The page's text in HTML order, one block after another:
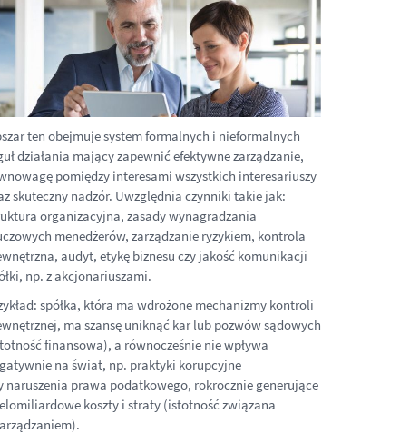
ten obejmuje system formalnych i nieformalnych
działania mający zapewnić efektywne zarządzanie,
pomiędzy interesami wszystkich interesariuszy
skuteczny nadzór. Uwzględnia czynniki takie jak:
organizacyjna, zasady wynagradzania
menedżerów, zarządzanie ryzykiem, kontrola
audyt, etykę biznesu czy jakość komunikacji
np. z akcjonariuszami.
spółka, która ma wdrożone mechanizmy kontroli
ma szansę uniknąć kar lub pozwów sądowych
finansowa), a równocześnie nie wpływa
na świat, np. praktyki korupcyjne
naruszenia prawa podatkowego, rokrocznie generujące
koszty i straty (istotność związana